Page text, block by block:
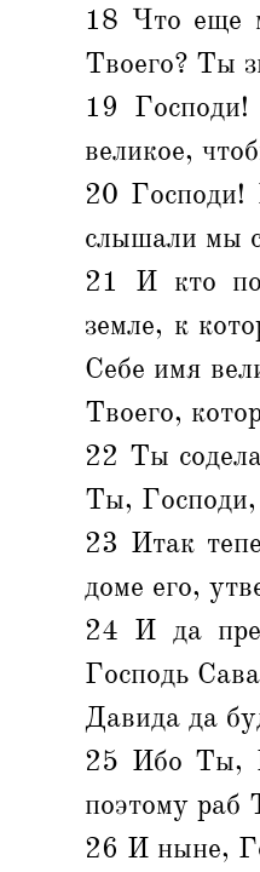
18 Что еще
Твоего? Ты
19
великое,
20 Господи!
слышали мы
21 И кто
земле, к
Себе имя
Твоего,
22 Ты
Ты, Господи,
23 Итак
доме его,
24 И да
Господь
Давида да
25 Ибо Ты,
поэтому раб
26 И ныне,